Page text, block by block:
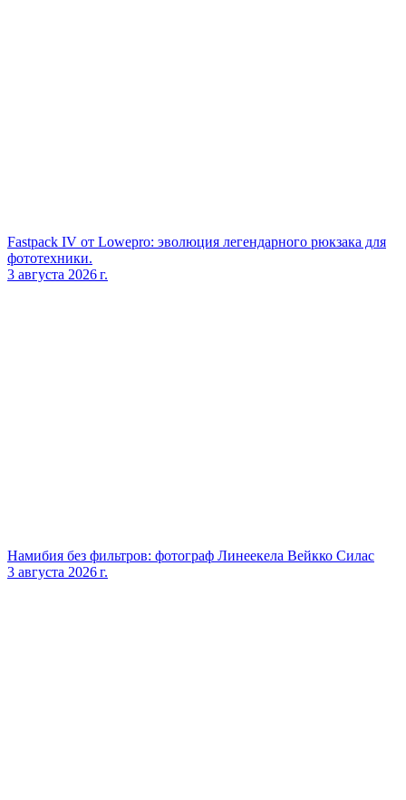
Fastpack IV от Lowepro: эволюция легендарного рюкзака для
фототехники.
3 августа 2026 г.
Намибия без фильтров: фотограф Линеекела Вейкко Силас
3 августа 2026 г.